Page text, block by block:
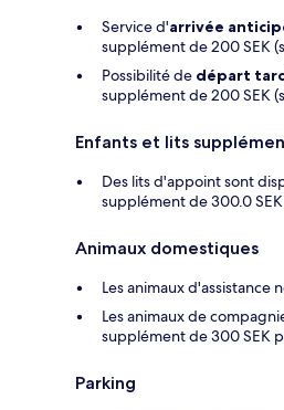
Service d'arrivée
supplément de 200 SEK
Possibilité de départ
supplément de 200 SEK
Enfants et lits
Des lits d'appoint sont
supplément de 300.0
Animaux domestiques
Les animaux d'assistance
Les animaux de
supplément de 300 SEK
Parking